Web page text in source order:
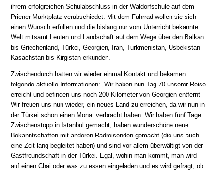
ihrem erfolgreichen Schulabschluss in der Waldorfschule auf dem
Priener Marktplatz verabschiedet. Mit dem Fahrrad wollen sie sich
einen Wunsch erfüllen und die bislang nur vom Unterricht bekannte
Welt mitsamt Leuten und Landschaft auf dem Wege über den Balkan
bis Griechenland, Türkei, Georgien, Iran, Turkmenistan, Usbekistan,
Kasachstan bis Kirgistan erkunden.
Zwischendurch hatten wir wieder einmal Kontakt und bekamen
folgende aktuelle Informationen: „Wir haben nun Tag 70 unserer Reise
erreicht und befinden uns noch 200 Kilometer von Georgien entfernt.
Wir freuen uns nun wieder, ein neues Land zu erreichen, da wir nun in
der Türkei schon einen Monat verbracht haben. Wir haben fünf Tage
Zwischenstopp in Istanbul gemacht, haben wunderschöne neue
Bekanntschaften mit anderen Radreisenden gemacht (die uns auch
eine Zeit lang begleitet haben) und sind vor allem überwältigt von der
Gastfreundschaft in der Türkei. Egal, wohin man kommt, man wird
auf einen Chai oder was zu essen eingeladen und es wird gefragt, ob